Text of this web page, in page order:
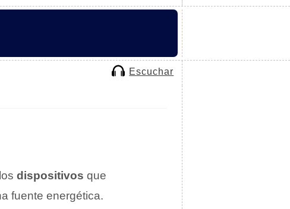
Escuchar
dispositivos que
fuente energética.